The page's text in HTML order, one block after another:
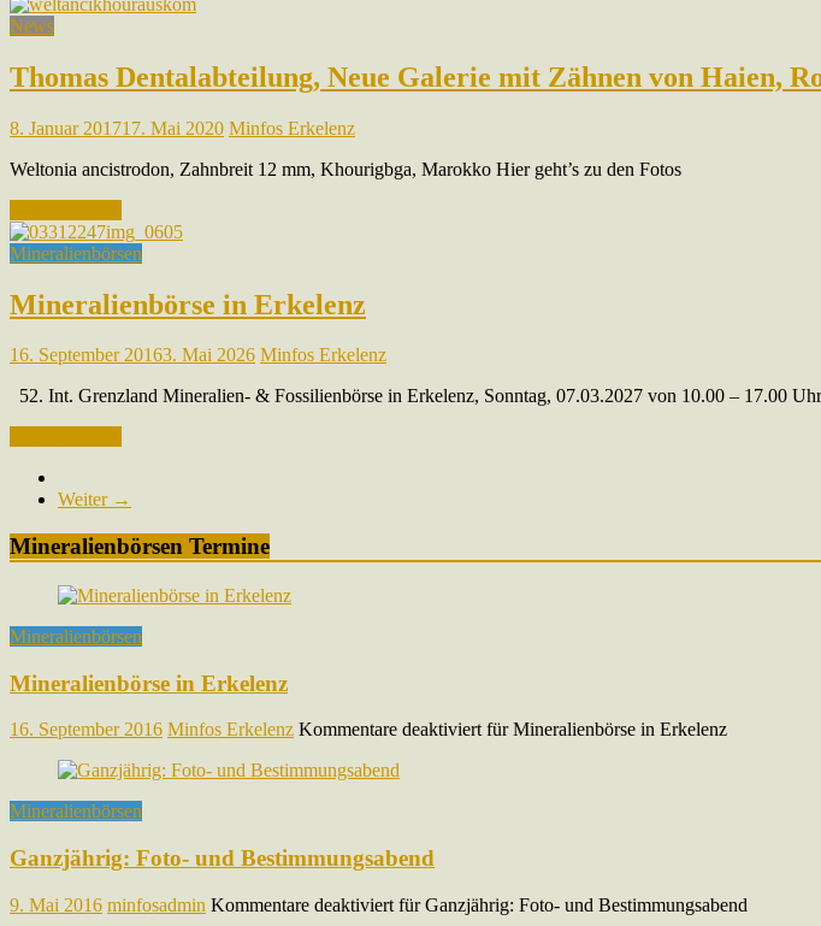
News
Thomas Dentalabteilung, Neue Galerie mit Zähnen von Haien,
8. Januar 201717. Mai 2020 Minfos Erkelenz
Weltonia ancistrodon, Zahnbreit 12 mm, Khourigbga, Marokko Hier geht’s zu den Fotos
Mineralienbörsen
Mineralienbörse in Erkelenz
16. September 20163. Mai 2026 Minfos Erkelenz
52. Int. Grenzland Mineralien- & Fossilienbörse in Erkelenz, Sonntag, 07.03.2027 von 10.00 – 17.00
Weiter →
Mineralienbörsen Termine
Mineralienbörsen
Mineralienbörse in Erkelenz
16. September 2016 Minfos Erkelenz Kommentare deaktiviert für Mineralienbörse in Erkelenz
Mineralienbörsen
Ganzjährig: Foto- und Bestimmungsabend
9. Mai 2016 minfosadmin Kommentare deaktiviert für Ganzjährig: Foto- und Bestimmungsabend